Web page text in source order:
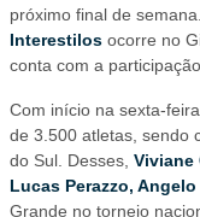
próximo final de
Interestilos ocorre no
conta com a
Com início na sexta-
de 3.500 atletas, sendo
do Sul. Desses, Viviane
Lucas Perazzo,
Grande no torneio